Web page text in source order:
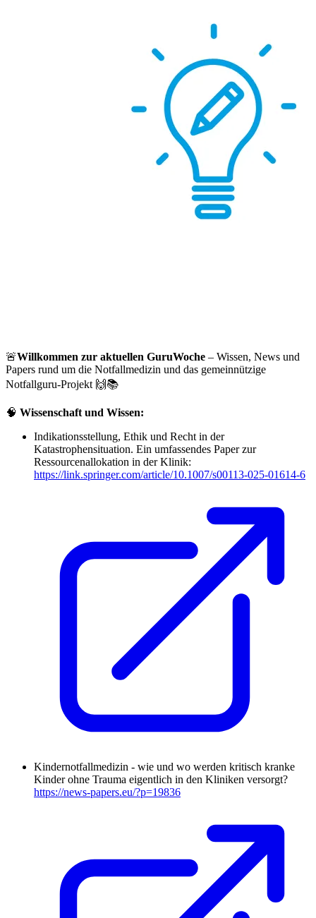
🚨Willkommen zur aktuellen GuruWoche – Wissen, News und
Papers rund um die Notfallmedizin und das gemeinnützige
Notfallguru-Projekt 🙌📚
🧠 Wissenschaft und Wissen:
Indikationsstellung, Ethik und Recht in der
Katastrophensituation. Ein umfassendes Paper zur
Ressourcenallokation in der Klinik:
https://link.springer.com/article/10.1007/s00113-025-01614-6
Kindernotfallmedizin - wie und wo werden kritisch kranke
Kinder ohne Trauma eigentlich in den Kliniken versorgt?
https://news-papers.eu/?p=19836